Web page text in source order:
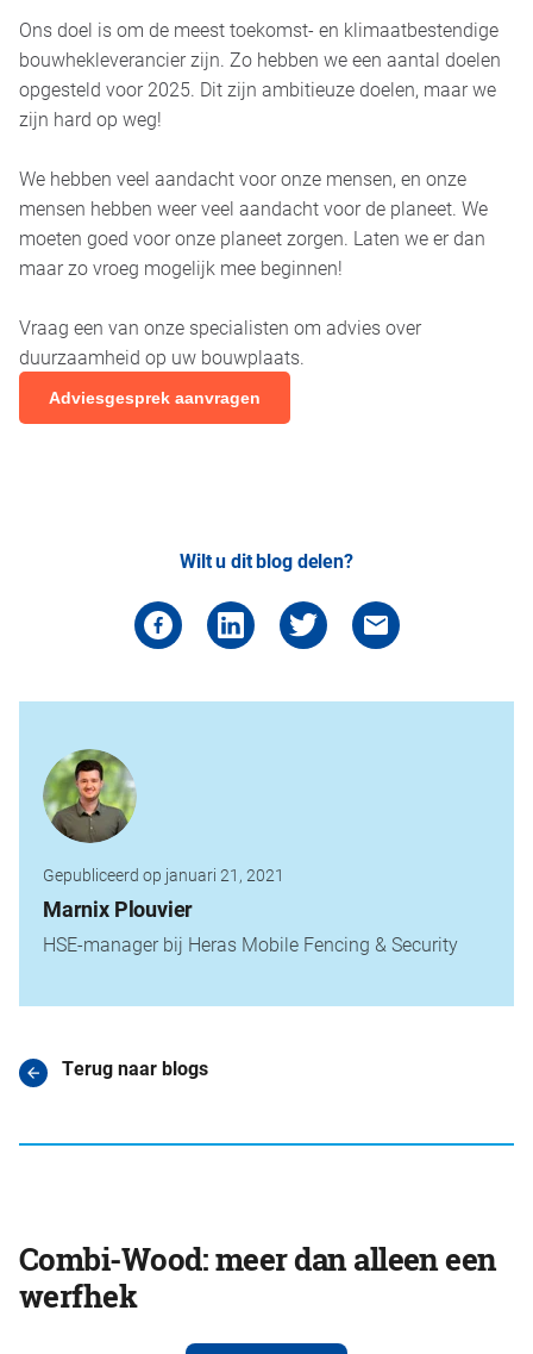
Ons doel is om de meest toekomst- en klimaatbestendige
bouwhekleverancier zijn. Zo hebben we een aantal doelen
opgesteld voor 2025. Dit zijn ambitieuze doelen, maar we
zijn hard op weg!
We hebben veel aandacht voor onze mensen, en onze
mensen hebben weer veel aandacht voor de planeet. We
moeten goed voor onze planeet zorgen. Laten we er dan
maar zo vroeg mogelijk mee beginnen!
Vraag een van onze specialisten om advies over
duurzaamheid op uw bouwplaats.
Adviesgesprek aanvragen
Wilt u dit blog delen?
Gepubliceerd op januari 21, 2021
Marnix Plouvier
HSE-manager bij Heras Mobile Fencing & Security
Terug naar blogs
Combi-Wood: meer dan alleen een
werfhek